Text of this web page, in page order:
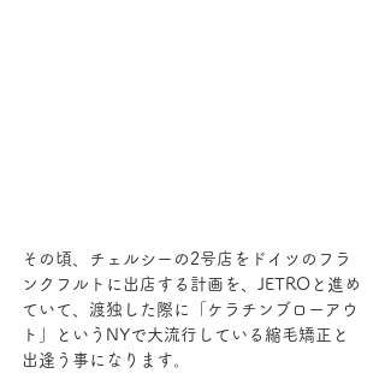
その頃、チェルシーの2号店をドイツのフラ
ンクフルトに出店する計画を、JETROと進め
ていて、渡独した際に「ケラチンブローアウ
ト」というNYで大流行している縮毛矯正と
出逢う事になります。